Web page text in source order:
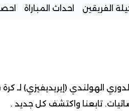
الفريقين احداث المباراة
تابعنا واكتشف كل جديد .